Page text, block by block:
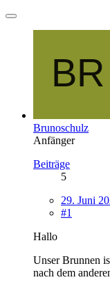
Brunoschulz
Anfänger
Beiträge
5
29. Juni
#1
Hallo
Unser Brunnen
nach dem